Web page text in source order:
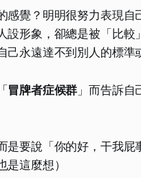
感覺？明明很努力表現自
設形象，卻總是被「比較
己永遠達不到別人的標準
冒牌者症候群 」而告訴自
是要說「你的好，干我屁
是這麼想）